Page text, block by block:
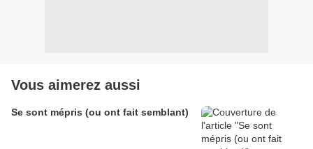
Vous aimerez aussi
Se sont mépris (ou ont fait semblant)